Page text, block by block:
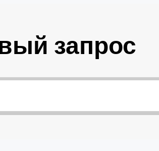
запрос